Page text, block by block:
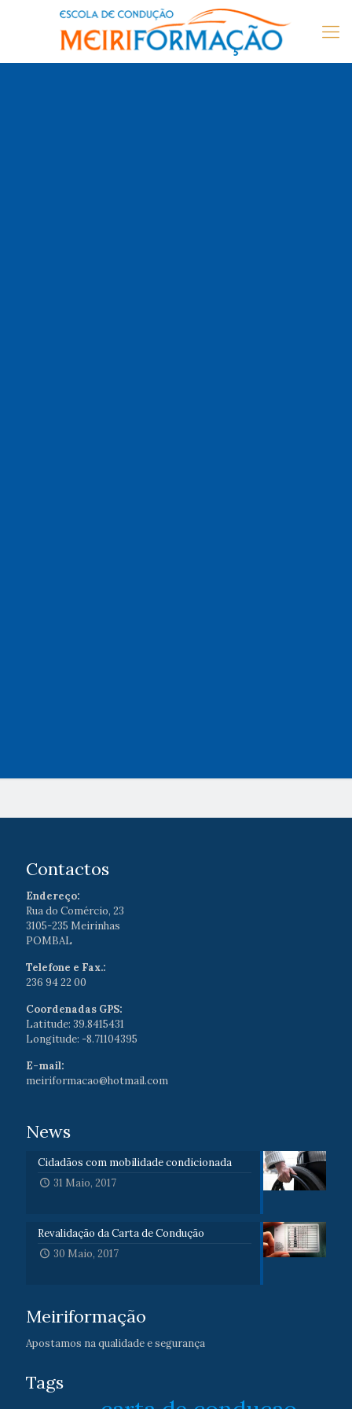
Contactos
Endereço:
Rua do Comércio, 23
3105-235 Meirinhas
POMBAL
Telefone e Fax.:
236 94 22 00
Coordenadas GPS:
Latitude: 39.8415431
Longitude: -8.71104395
E-mail:
meiriformacao@hotmail.com
News
Cidadãos com mobilidade condicionada
31 Maio, 2017
Revalidação da Carta de Condução
30 Maio, 2017
Meiriformação
Apostamos na qualidade e segurança
Tags